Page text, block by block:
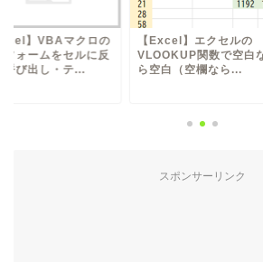
】エクセルの
関数で空白な
白（空欄なら...
【Excel】エクセルで差
分比較（2つのシート間
の突合・関数・列の...
スポンサーリンク